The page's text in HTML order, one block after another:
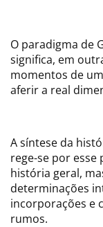
O paradigma de
significa, em
momentos de
aferir a real
A síntese da
rege-se por
história geral,
determinações
incorporações e
rumos.